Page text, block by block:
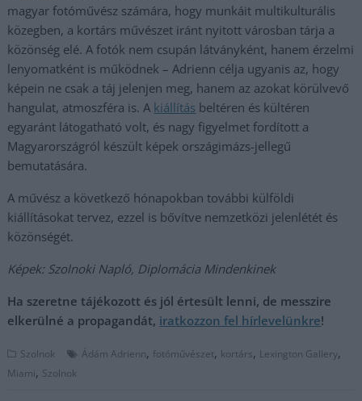
magyar fotóművész számára, hogy munkáit multikulturális
közegben, a kortárs művészet iránt nyitott városban tárja a
közönség elé. A fotók nem csupán látványként, hanem érzelmi
lenyomatként is működnek – Adrienn célja ugyanis az, hogy
képein ne csak a táj jelenjen meg, hanem az azokat körülvevő
hangulat, atmoszféra is. A kiállítás beltéren és kültéren
egyaránt látogatható volt, és nagy figyelmet fordított a
Magyarországról készült képek országimázs-jellegű
bemutatására.
A művész a következő hónapokban további külföldi
kiállításokat tervez, ezzel is bővítve nemzetközi jelenlétét és
közönségét.
Képek: Szolnoki Napló, Diplomácia Mindenkinek
Ha szeretne tájékozott és jól értesült lenni, de messzire
elkerülné a propagandát, iratkozzon fel hírlevelünkre!
Szolnok Ádám Adrienn, fotóművészet, kortárs, Lexington Gallery,
Miami, Szolnok